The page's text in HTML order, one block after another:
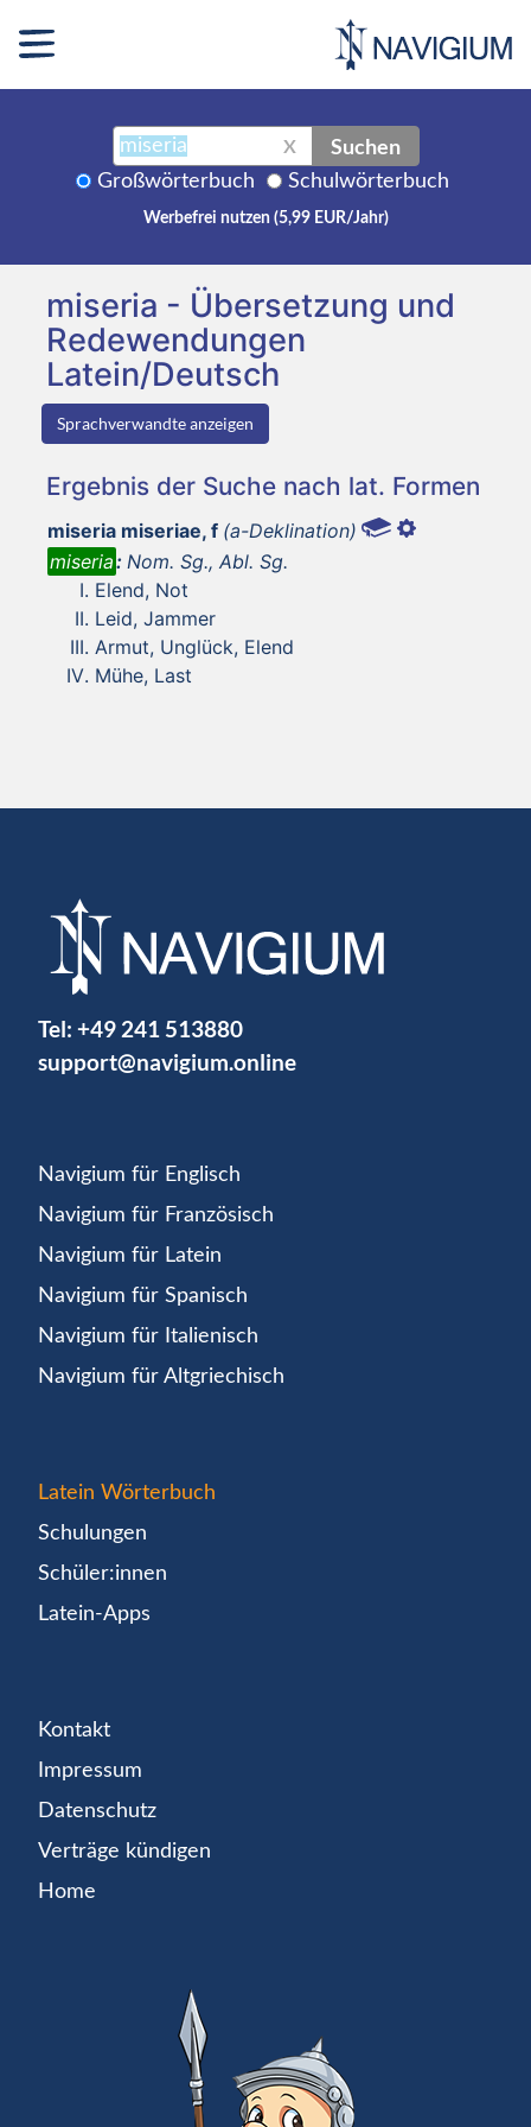
X Suchen
Großwörterbuch Schulwörterbuch
Werbefrei nutzen (5,99 EUR/Jahr)
miseria - Übersetzung und
Redewendungen
Latein/Deutsch
Sprachverwandte anzeigen
Ergebnis der Suche nach lat. Formen
miseria miseriae, f (a-Deklination)
miseria: Nom. Sg., Abl. Sg.
Elend, Not
Leid, Jammer
Armut, Unglück, Elend
Mühe, Last
Tel: +49 241 513880
support@navigium.online
Navigium für Englisch
Navigium für Französisch
Navigium für Latein
Navigium für Spanisch
Navigium für Italienisch
Navigium für Altgriechisch
Latein Wörterbuch
Schulungen
Schüler:innen
Latein-Apps
Kontakt
Impressum
Datenschutz
Verträge kündigen
Home